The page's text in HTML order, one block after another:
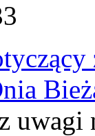
uwagi